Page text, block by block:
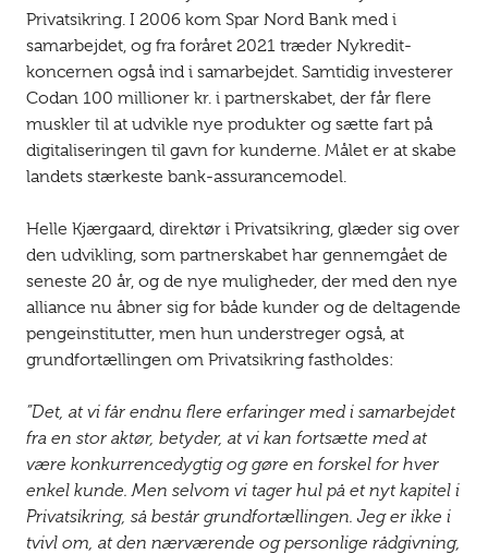
Privatsikring. I 2006 kom Spar Nord Bank med i
samarbejdet, og fra foråret 2021 træder Nykredit-
koncernen også ind i samarbejdet. Samtidig investerer
Codan 100 millioner kr. i partnerskabet, der får flere
muskler til at udvikle nye produkter og sætte fart på
digitaliseringen til gavn for kunderne. Målet er at skabe
landets stærkeste bank-assurancemodel.
Helle Kjærgaard, direktør i Privatsikring, glæder sig over
den udvikling, som partnerskabet har gennemgået de
seneste 20 år, og de nye muligheder, der med den nye
alliance nu åbner sig for både kunder og de deltagende
pengeinstitutter, men hun understreger også, at
grundfortællingen om Privatsikring fastholdes:
”Det, at vi får endnu flere erfaringer med i samarbejdet
fra en stor aktør, betyder, at vi kan fortsætte med at
være konkurrencedygtig og gøre en forskel for hver
enkel kunde. Men selvom vi tager hul på et nyt kapitel i
Privatsikring, så består grundfortællingen. Jeg er ikke i
tvivl om, at den nærværende og personlige rådgivning,